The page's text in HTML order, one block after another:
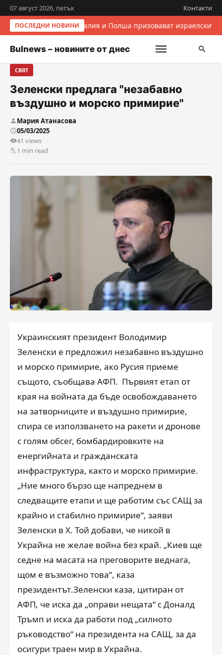
07 август 2026, петък Контакти
ПОСЛЕДНИ НОВИНИИталия и Полша призовават
Bulnews – новините от днес
СВЯТ
Зеленски предлага "незабавно
въздушно и морско примирие"
Мария Атанасова
05/03/2025
41 views
1 min read
Украинският президент Володимир
Зеленски е предложил незабавно въздушно
и морско примирие, ако Русия приеме
същото, съобщава АФП. Първият етап от
края на войната да бъде освобождаването
на затворниците и въздушно примирие,
спира се използването на ракети и дронове
с голям обсег, бомбардировките на
енергийната и гражданската
инфраструктура, както и морско примирие.
„Ние много бързо ще напреднем в
следващите етапи и ще работим със САЩ за
крайно и стабилно примирие“, заяви
Зеленски в Х. Той добави, че никой в
Украйна не желае война без край. „Киев ще
седне на масата на преговорите веднага,
щом е възможно това“, каза
президентът.Зеленски каза, цитиран от
АФП, че иска да „оправи нещата“ с Доналд
Тръмп и иска да работи под „силното
ръководство“ на президента на САЩ, за да
осигури траен мир в Украйна.